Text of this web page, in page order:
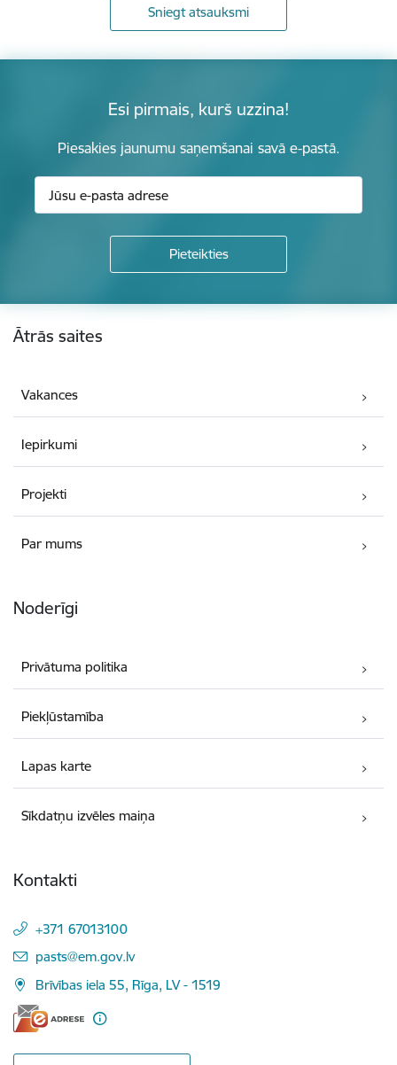
Sniegt atsauksmi
Esi pirmais, kurš uzzina!
Piesakies jaunumu saņemšanai savā e-pastā.
Ātrās saites
Vakances
Iepirkumi
Projekti
Par mums
Noderīgi
Privātuma politika
Piekļūstamība
Lapas karte
Sīkdatņu izvēles maiņa
Kontakti
+371 67013100
E-pasts:
pasts@em.gov.lv
Brīvības iela 55, Rīga, LV - 1519